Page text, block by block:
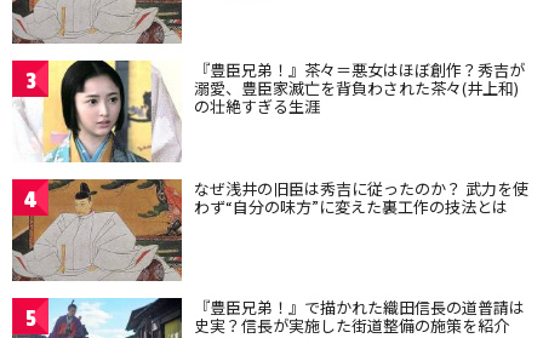
3 『豊臣兄弟！』茶々＝悪女はほぼ創作？秀吉が
溺愛、豊臣家滅亡を背負わされた茶々(井上和)
の壮絶すぎる生涯
4 なぜ浅井の旧臣は秀吉に従ったのか？ 武力を使
わず“自分の味方”に変えた裏工作の技法とは
5 『豊臣兄弟！』で描かれた織田信長の道普請は
史実？信長が実施した街道整備の施策を紹介